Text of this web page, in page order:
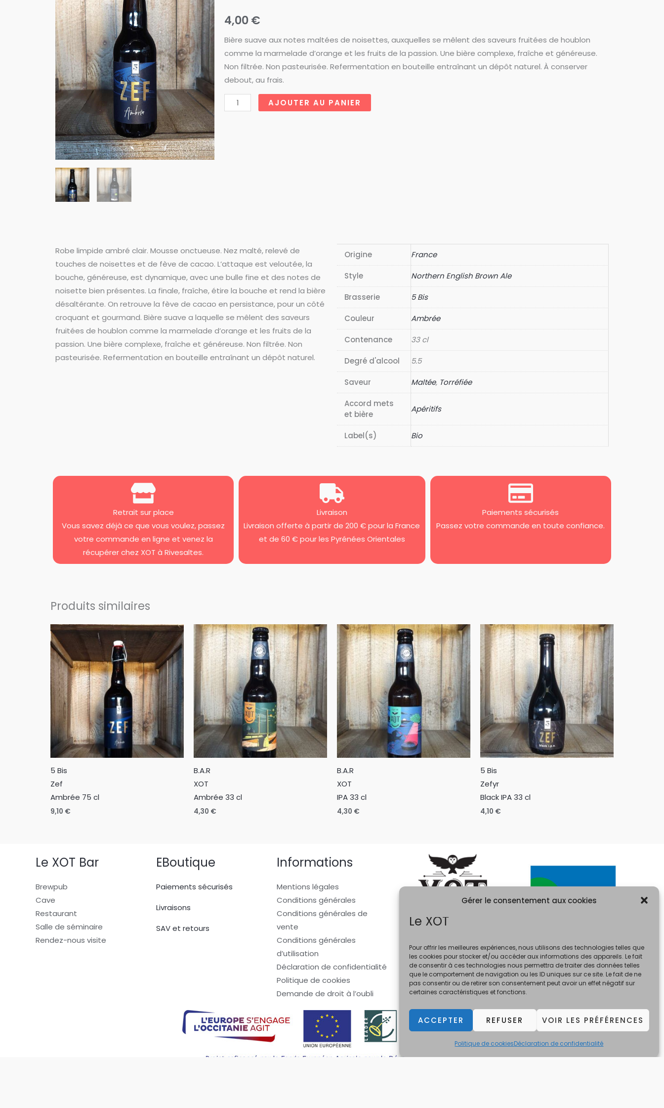
Gérer le consentement aux cookies
Le XOT
Pour offrir les meilleures expériences, nous utilisons des technologies telles que
les cookies pour stocker et/ou accéder aux informations des appareils. Le fait
de consentir à ces technologies nous permettra de traiter des données telles
que le comportement de navigation ou les ID uniques sur ce site. Le fait de ne
pas consentir ou de retirer son consentement peut avoir un effet négatif sur
certaines caractéristiques et fonctions.
ACCEPTER REFUSER VOIR LES PRÉFÉRENCES
Politique de cookiesDéclaration de confidentialité
4,00€
Bière suave aux notes maltées de noisettes, auxquelles se mêlent des saveurs fruitées de houblon
comme la marmelade d’orange et les fruits de la passion. Une bière complexe, fraîche et généreuse.
Non filtrée. Non pasteurisée. Refermentation en bouteille entraînant un dépôt naturel. À conserver
debout, au frais.
quantité
de
AJOUTER AU PANIER
Robe limpide ambré clair. Mousse onctueuse. Nez malté, relevé de
touches de noisettes et de fève de cacao. L’attaque est veloutée, la
bouche, généreuse, est dynamique, avec une bulle fine et des notes de
noisette bien présentes. La finale, fraîche, étire la bouche et rend la bière
désaltérante. On retrouve la fève de cacao en persistance, pour un côté
croquant et gourmand. Bière suave a laquelle se mêlent des saveurs
fruitées de houblon comme la marmelade d’orange et les fruits de la
passion. Une bière complexe, fraîche et généreuse. Non filtrée. Non
pasteurisée. Refermentation en bouteille entraînant un dépôt naturel.
Origine France
Style Northern English Brown Ale
Brasserie 5 Bis
Couleur Ambrée
Contenance 33 cl
Degré d'alcool 5.5
Saveur Maltée, Torréfiée
Accord mets
et bière
Apéritifs
Label(s) Bio
Retrait sur place
Vous savez déjà ce que vous voulez, passez
votre commande en ligne et venez la
récupérer chez XOT à Rivesaltes.
Livraison
Livraison offerte à partir de 200 € pour la France
et de 60 € pour les Pyrénées Orientales
Paiements sécurisés
Passez votre commande en toute confiance.
Produits similaires
5 Bis
Zef
Ambrée 75 cl
9,10 €
B.A.R
XOT
Ambrée 33 cl
4,30 €
B.A.R
XOT
IPA 33 cl
4,30 €
5 Bis
Zefyr
Black IPA 33 cl
4,10 €
Le XOT Bar
Brewpub
Cave
Restaurant
Salle de séminaire
Rendez-nous visite
EBoutique
Paiements sécurisés
Livraisons
SAV et retours
Informations
Mentions légales
Conditions générales
Conditions générales de
vente
Conditions générales
d’utilisation
Déclaration de confidentialité
Politique de cookies
Demande de droit à l’oubli